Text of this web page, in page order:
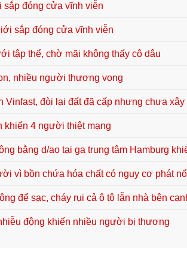
sắp đóng cửa vĩnh viễn
sắp đóng cửa vĩnh viễn
tập thể, chờ mãi không thấy cô dâu
nhiều người thương vong
Vinfast, đòi lại đất đã cấp nhưng chưa xây
khiến 4 người thiệt mạng
bằng d/ao tại ga trung tâm Hamburg
vì bồn chứa hóa chất có nguy cơ phát nổ
để sạc, cháy rụi cả ô tô lẫn nhà bên
động khiến nhiều người bị thương